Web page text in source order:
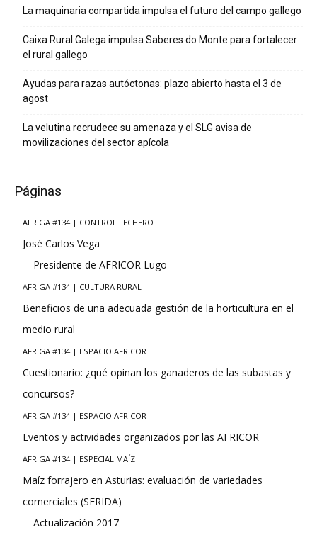
La maquinaria compartida impulsa el futuro del campo gallego
Caixa Rural Galega impulsa Saberes do Monte para fortalecer
el rural gallego
Ayudas para razas autóctonas: plazo abierto hasta el 3 de
agost
La velutina recrudece su amenaza y el SLG avisa de
movilizaciones del sector apícola
Páginas
AFRIGA #134 | CONTROL LECHERO
José Carlos Vega
—Presidente de AFRICOR Lugo—
AFRIGA #134 | CULTURA RURAL
Beneficios de una adecuada gestión de la horticultura en el
medio rural
AFRIGA #134 | ESPACIO AFRICOR
Cuestionario: ¿qué opinan los ganaderos de las subastas y
concursos?
AFRIGA #134 | ESPACIO AFRICOR
Eventos y actividades organizados por las AFRICOR
AFRIGA #134 | ESPECIAL MAÍZ
Maíz forrajero en Asturias: evaluación de variedades
comerciales (SERIDA)
—Actualización 2017—